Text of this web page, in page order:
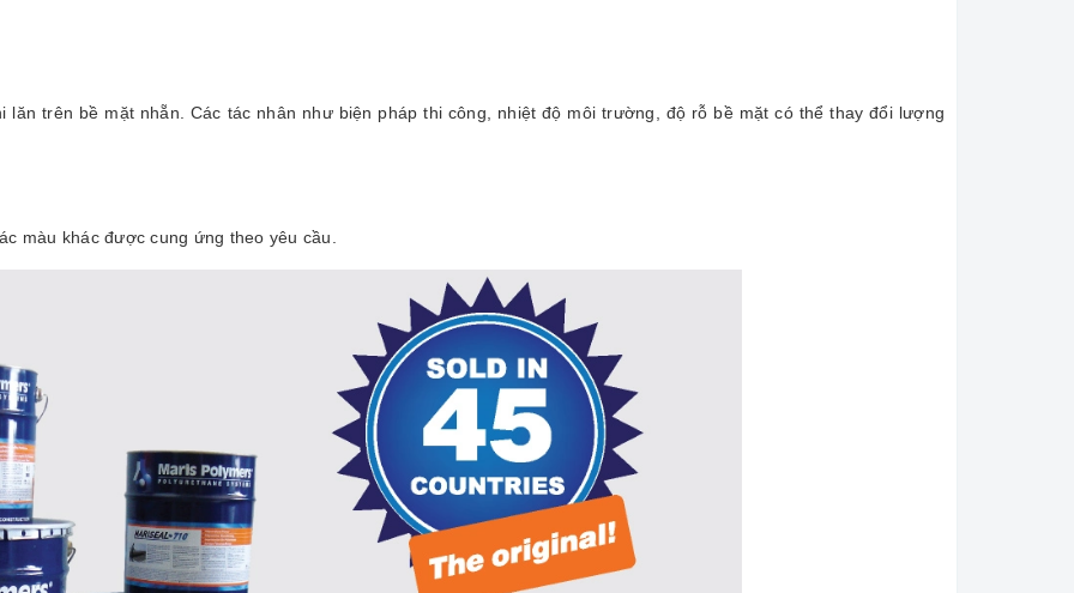
trên bề mặt nhẵn. Các tác nhân như biện pháp thi công, nhiệt độ môi trường, độ rỗ bề mặt có thể thay đổi lượng
màu khác được cung ứng theo yêu cầu.